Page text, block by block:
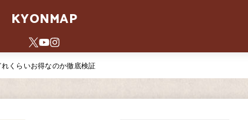
KYONMAP
くらいお得なのか徹底検証